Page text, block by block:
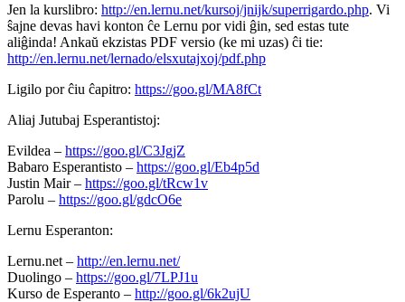
Jen la kurslibro: http://en.lernu.net/kursoj/jnijk/superrigardo.php. Vi
ŝajne devas havi konton ĉe Lernu por vidi ĝin, sed estas tute
aliĝinda! Ankaŭ ekzistas PDF versio (ke mi uzas) ĉi tie:
http://en.lernu.net/lernado/elsxutajxoj/pdf.php
Ligilo por ĉiu ĉapitro: https://goo.gl/MA8fCt
Aliaj Jutubaj Esperantistoj:
Evildea – https://goo.gl/C3JgjZ
Babaro Esperantisto – https://goo.gl/Eb4p5d
Justin Mair – https://goo.gl/tRcw1v
Parolu – https://goo.gl/gdcO6e
Lernu Esperanton:
Lernu.net – http://en.lernu.net/
Duolingo – https://goo.gl/7LPJ1u
Kurso de Esperanto – http://goo.gl/6k2ujU